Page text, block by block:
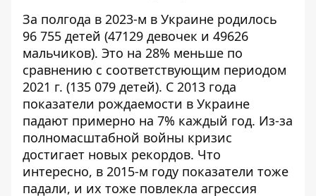
За полгода в 2023-м в Украине родилось
96 755 детей (47129 девочек и 49626
мальчиков). Это на 28% меньше по
сравнению с соответствующим периодом
2021 г. (135 079 детей). С 2013 года
показатели рождаемости в Украине
падают примерно на 7% каждый год. Из-за
полномасштабной войны кризис
достигает новых рекордов. Что
интересно, в 2015-м году показатели тоже
падали, и их тоже повлекла агрессия